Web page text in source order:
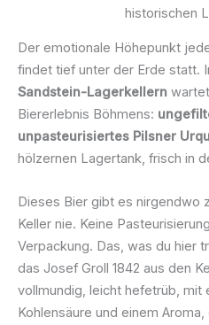
historischen
Der emotionale Höhepunkt
findet tief unter der Erde statt.
Sandstein-Lagerkellern
Biererlebnis Böhmens:
unpasteurisiertes Pilsner
hölzernen Lagertank, frisch in
Dieses Bier gibt es nirgendwo
Keller nie. Keine
Verpackung. Das, was du hier
das Josef Groll 1842 aus den
vollmundig, leicht hefetrüb, mit
Kohlensäure und einem